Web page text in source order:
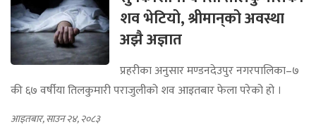
शव भेटियो, श्रीमान्‌को अवस्था
अझै अज्ञात
प्रहरीका अनुसार मण्डनदेउपुर नगरपालिका–७
की ६७ वर्षीया तिलकुमारी पराजुलीको शव आइतबार फेला परेको हो ।
आइतबार, साउन २४, २०८३